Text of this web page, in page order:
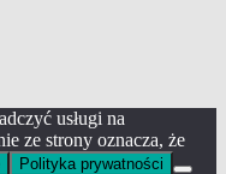
usługi na
ze strony oznacza, że
Polityka prywatności